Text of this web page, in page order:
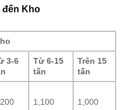
đến Kho
3-6
Từ 6-15
tấn
Trên 15
tấn
1,100 1,000